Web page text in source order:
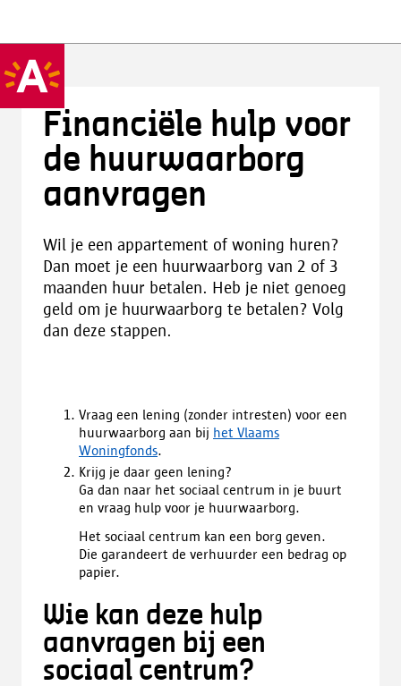
Financiële hulp voor
de huurwaarborg
aanvragen
Wil je een appartement of woning huren?
Dan moet je een huurwaarborg van 2 of 3
maanden huur betalen. Heb je niet genoeg
geld om je huurwaarborg te betalen? Volg
dan deze stappen.
Vraag een lening (zonder intresten) voor een
huurwaarborg aan bij het Vlaams
Woningfonds.
Krijg je daar geen lening?
Ga dan naar het sociaal centrum in je buurt
en vraag hulp voor je huurwaarborg.
Het sociaal centrum kan een borg geven.
Die garandeert de verhuurder een bedrag op
papier.
Wie kan deze hulp
aanvragen bij een
sociaal centrum?